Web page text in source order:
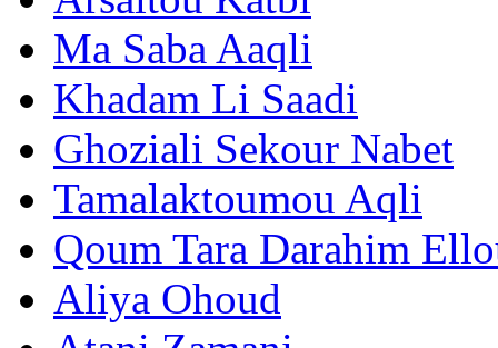
Ma Saba Aaqli
Khadam Li Saadi
Ghoziali Sekour Nabet
Tamalaktoumou Aqli
Qoum Tara Darahim
Aliya Ohoud